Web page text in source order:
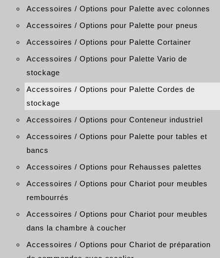
Accessoires / Options pour Palette avec colonnes
Accessoires / Options pour Palette pour pneus
Accessoires / Options pour Palette Cortainer
Accessoires / Options pour Palette Vario de
stockage
Accessoires / Options pour Palette Cordes de
stockage
Accessoires / Options pour Conteneur industriel
Accessoires / Options pour Palette pour tables et
bancs
Accessoires / Options pour Rehausses palettes
Accessoires / Options pour Chariot pour meubles
rembourrés
Accessoires / Options pour Chariot pour meubles
dans la chambre à coucher
Accessoires / Options pour Chariot de préparation